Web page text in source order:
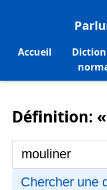
Accueil
Définition:
Chercher une